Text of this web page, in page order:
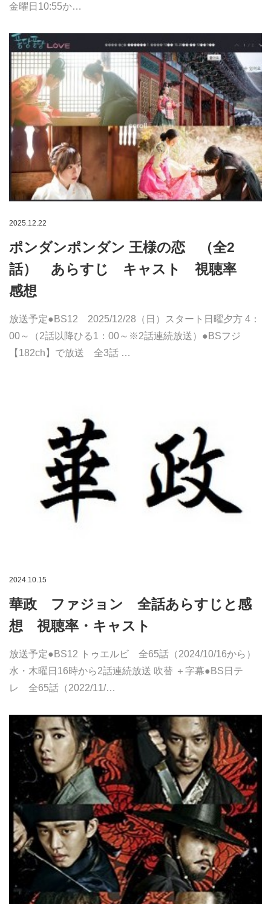
金曜日10:55か…
2025.12.22
ポンダンポンダン 王様の恋 （全2
話） あらすじ キャスト 視聴率
感想
放送予定●BS12 2025/12/28（日）スタート日曜夕方 4：
00～（2話以降ひる1：00～※2話連続放送）●BSフジ
【182ch】で放送 全3話 …
2024.10.15
華政 ファジョン 全話あらすじと感
想 視聴率・キャスト
放送予定●BS12 トゥエルビ 全65話（2024/10/16から）
水・木曜日16時から2話連続放送 吹替 ＋字幕●BS日テ
レ 全65話（2022/11/…